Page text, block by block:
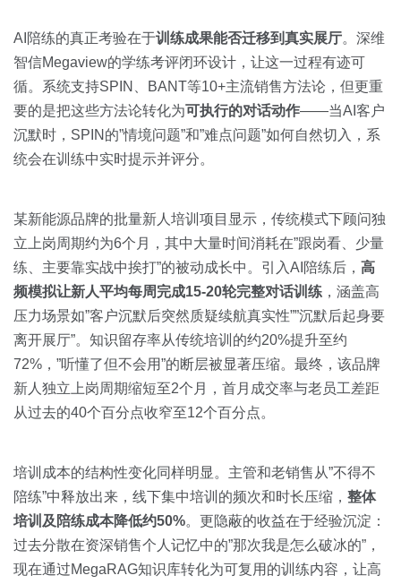
AI陪练的真正考验在于训练成果能否迁移到真实展厅。深维
智信Megaview的学练考评闭环设计，让这一过程有迹可
循。系统支持SPIN、BANT等10+主流销售方法论，但更重
要的是把这些方法论转化为可执行的对话动作——当AI客户
沉默时，SPIN的”情境问题”和”难点问题”如何自然切入，系
统会在训练中实时提示并评分。
某新能源品牌的批量新人培训项目显示，传统模式下顾问独
立上岗周期约为6个月，其中大量时间消耗在”跟岗看、少量
练、主要靠实战中挨打”的被动成长中。引入AI陪练后， 高
频模拟让新人平均每周完成15-20轮完整对话训练 ，涵盖高
压力场景如”客户沉默后突然质疑续航真实性””沉默后起身要
离开展厅”。知识留存率从传统培训的约20%提升至约
72%，”听懂了但不会用”的断层被显著压缩。最终，该品牌
新人独立上岗周期缩短至2个月，首月成交率与老员工差距
从过去的40个百分点收窄至12个百分点。
培训成本的结构性变化同样明显。主管和老销售从”不得不
陪练”中释放出来，线下集中培训的频次和时长压缩， 整体
培训及陪练成本降低约50%。更隐蔽的收益在于经验沉淀：
过去分散在资深销售个人记忆中的”那次我是怎么破冰的”，
现在通过MegaRAG知识库转化为可复用的训练内容，让高